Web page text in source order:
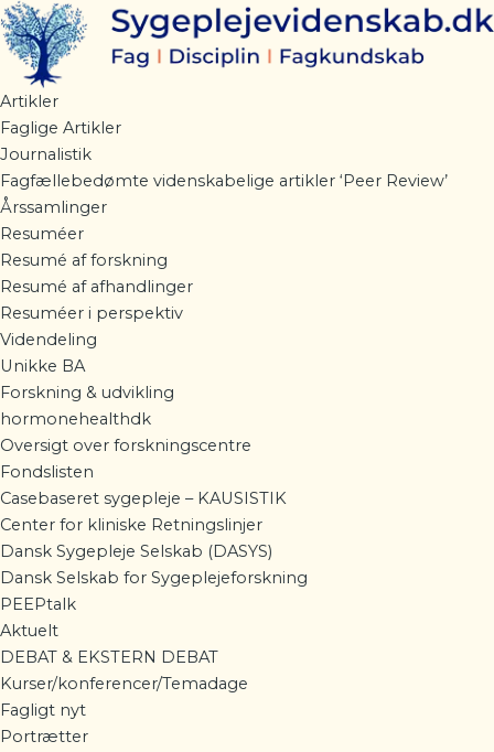
Gå
til
indholdet
Artikler
Faglige Artikler
Journalistik
Fagfællebedømte videnskabelige artikler ‘Peer Review’
Årssamlinger
Resuméer
Resumé af forskning
Resumé af afhandlinger
Resuméer i perspektiv
Videndeling
Unikke BA
Forskning & udvikling
hormonehealthdk
Oversigt over forskningscentre
Fondslisten
Casebaseret sygepleje – KAUSISTIK
Center for kliniske Retningslinjer
Dansk Sygepleje Selskab (DASYS)
Dansk Selskab for Sygeplejeforskning
PEEPtalk
Aktuelt
DEBAT & EKSTERN DEBAT
Kurser/konferencer/Temadage
Fagligt nyt
Portrætter